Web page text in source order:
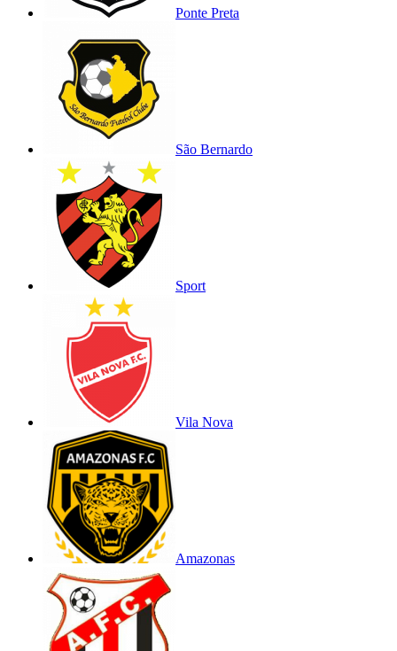
Ponte Preta
São Bernardo
Sport
Vila Nova
Amazonas